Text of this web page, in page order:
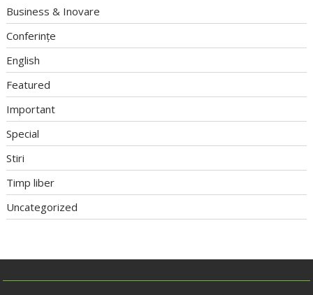
Business & Inovare
Conferințe
English
Featured
Important
Special
Stiri
Timp liber
Uncategorized